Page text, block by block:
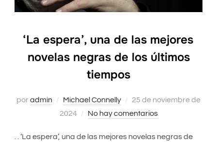
‘La espera’, una de las mejores
novelas negras de los últimos
tiempos
poradmin Michael Connelly
Publicado
el
25 de noviembre de
2024
No hay comentarios
. . ‘La espera’, una de las mejores novelas negras de